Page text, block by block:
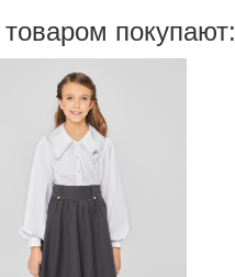
покупают: